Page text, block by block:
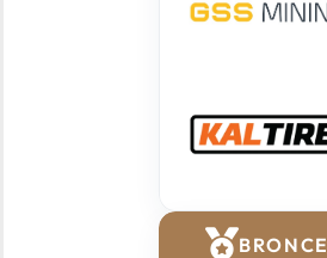
BRONCE